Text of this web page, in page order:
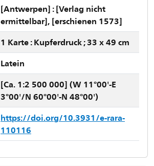
[Antwerpen] : [Verlag nicht
ermittelbar], [erschienen 1573]
1 Karte : Kupferdruck ; 33 x 49 cm
Latein
[Ca. 1:2 500 000] (W 11°00'-E
3°00'/N 60°00'-N 48°00')
https://doi.org/10.3931/e-rara-
110116